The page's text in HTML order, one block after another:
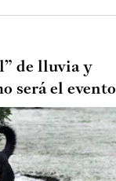
de lluvia y
será el evento